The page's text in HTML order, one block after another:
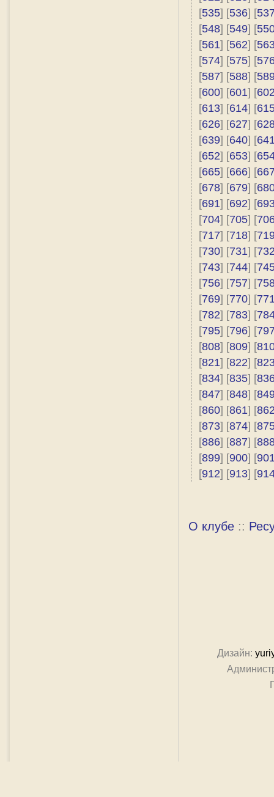
[535] [536] [
[548] [549] [
[561] [562] [
[574] [575] [
[587] [588] [
[600] [601] [
[613] [614] [
[626] [627] [
[639] [640] [
[652] [653] [
[665] [666] [
[678] [679] [
[691] [692] [
[704] [705] [
[717] [718] [
[730] [731] [
[743] [744] [
[756] [757] [
[769] [770] [
[782] [783] [
[795] [796] [
[808] [809] [
[821] [822] [
[834] [835] [
[847] [848] [
[860] [861] [
[873] [874] [
[886] [887] [
[899] [900] [
[912] [913] [
О клубе ::
Дизайн: